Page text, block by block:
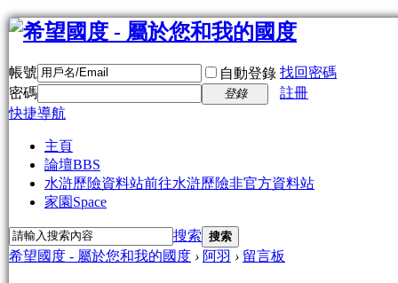
帳號 自動登錄 找回密碼
密碼
登錄
註冊
快捷導航
主頁
論壇BBS
水滸歷險資料站前往水滸歷險非官方資料站
家園 Space
搜索 搜索
希望國度 - 屬於您和我的國度 › 阿羽 › 留言板